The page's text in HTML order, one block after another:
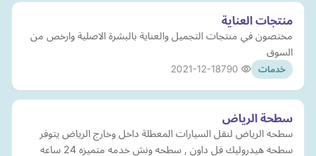
منتجات العناية
مختصون في منتجات التجميل والعناية بالبشرة الاصلية وارخص من
السوق
خدمات 2021-12-18
سطحة الرياض
سطحه الرياض لنقل السيارات المعطلة داخل وخارج الرياض يتوفر
سطحه هيدروليك فل داون , سطحه ونش خدمه متميزه 24 ساعه